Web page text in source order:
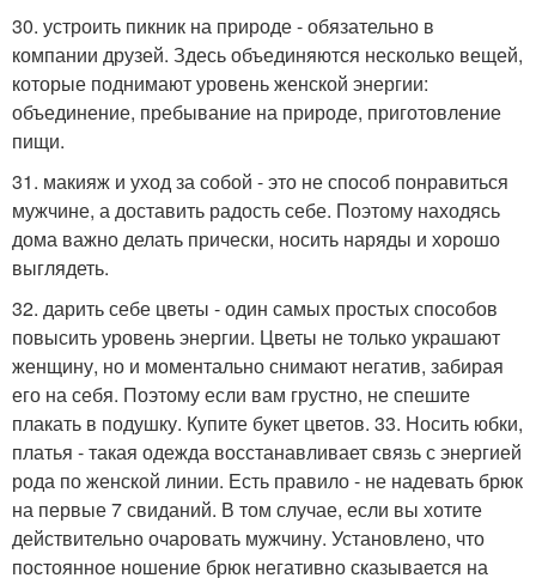
30. устроить пикник на природе - обязательно в
компании друзей. Здесь объединяются несколько вещей,
которые поднимают уровень женской энергии:
объединение, пребывание на природе, приготовление
пищи.
31. макияж и уход за собой - это не способ понравиться
мужчине, а доставить радость себе. Поэтому находясь
дома важно делать прически, носить наряды и хорошо
выглядеть.
32. дарить себе цветы - один самых простых способов
повысить уровень энергии. Цветы не только украшают
женщину, но и моментально снимают негатив, забирая
его на себя. Поэтому если вам грустно, не спешите
плакать в подушку. Купите букет цветов. 33. Носить юбки,
платья - такая одежда восстанавливает связь с энергией
рода по женской линии. Есть правило - не надевать брюк
на первые 7 свиданий. В том случае, если вы хотите
действительно очаровать мужчину. Установлено, что
постоянное ношение брюк негативно сказывается на